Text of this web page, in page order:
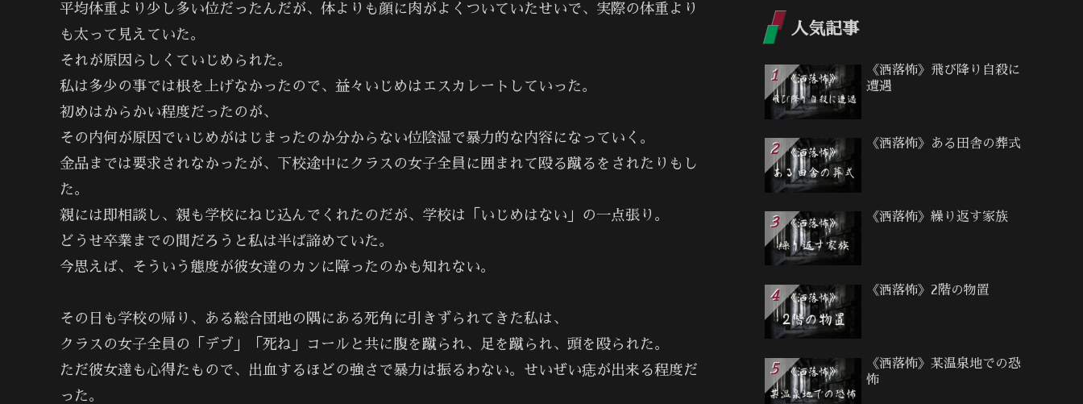
平均体重より少し多い位だったんだが、体よりも顔に肉がよくついていたせいで、実際の体重より
も太って見えていた。
それが原因らしくていじめられた。
私は多少の事では根を上げなかったので、益々いじめはエスカレートしていった。
初めはからかい程度だったのが、
その内何が原因でいじめがはじまったのか分からない位陰湿で暴力的な内容になっていく。
金品までは要求されなかったが、下校途中にクラスの女子全員に囲まれて殴る蹴るをされたりもし
た。
親には即相談し、親も学校にねじ込んでくれたのだが、学校は「いじめはない」の一点張り。
どうせ卒業までの間だろうと私は半ば諦めていた。
今思えば、そういう態度が彼女達のカンに障ったのかも知れない。
その日も学校の帰り、ある総合団地の隅にある死角に引きずられてきた私は、
クラスの女子全員の「デブ」「死ね」コールと共に腹を蹴られ、足を蹴られ、頭を殴られた。
ただ彼女達も心得たもので、出血するほどの強さで暴力は振るわない。せいぜい痣が出来る程度だ
った。
人気記事
《洒落怖》飛び降り自殺に
遭遇
《洒落怖》ある田舎の葬式
《洒落怖》繰り返す家族
《洒落怖》2階の物置
《洒落怖》某温泉地での恐
怖